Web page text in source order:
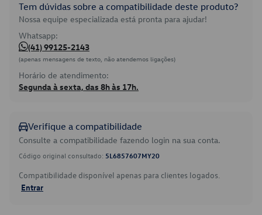
Tem dúvidas sobre a compatibilidade deste produto?
Nossa equipe especializada está pronta para ajudar!
Whatsapp:
(41) 99125-2143
(apenas mensagens de texto, não atendemos ligações)
Horário de atendimento:
Segunda à sexta, das 8h às 17h.
Verifique a compatibilidade
Consulte a compatibilidade fazendo login na sua conta.
Código original consultado: 5L6857607MY20
Compatibilidade disponível apenas para clientes logados.
Entrar